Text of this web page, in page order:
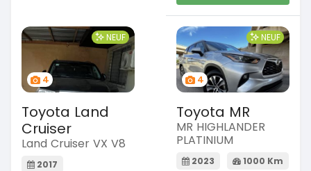
4
NEUF
Toyota Land
Cruiser
Land Cruiser VX V8
2017
4
NEUF
Toyota MR
MR HIGHLANDER
PLATINIUM
2023
1000 Km